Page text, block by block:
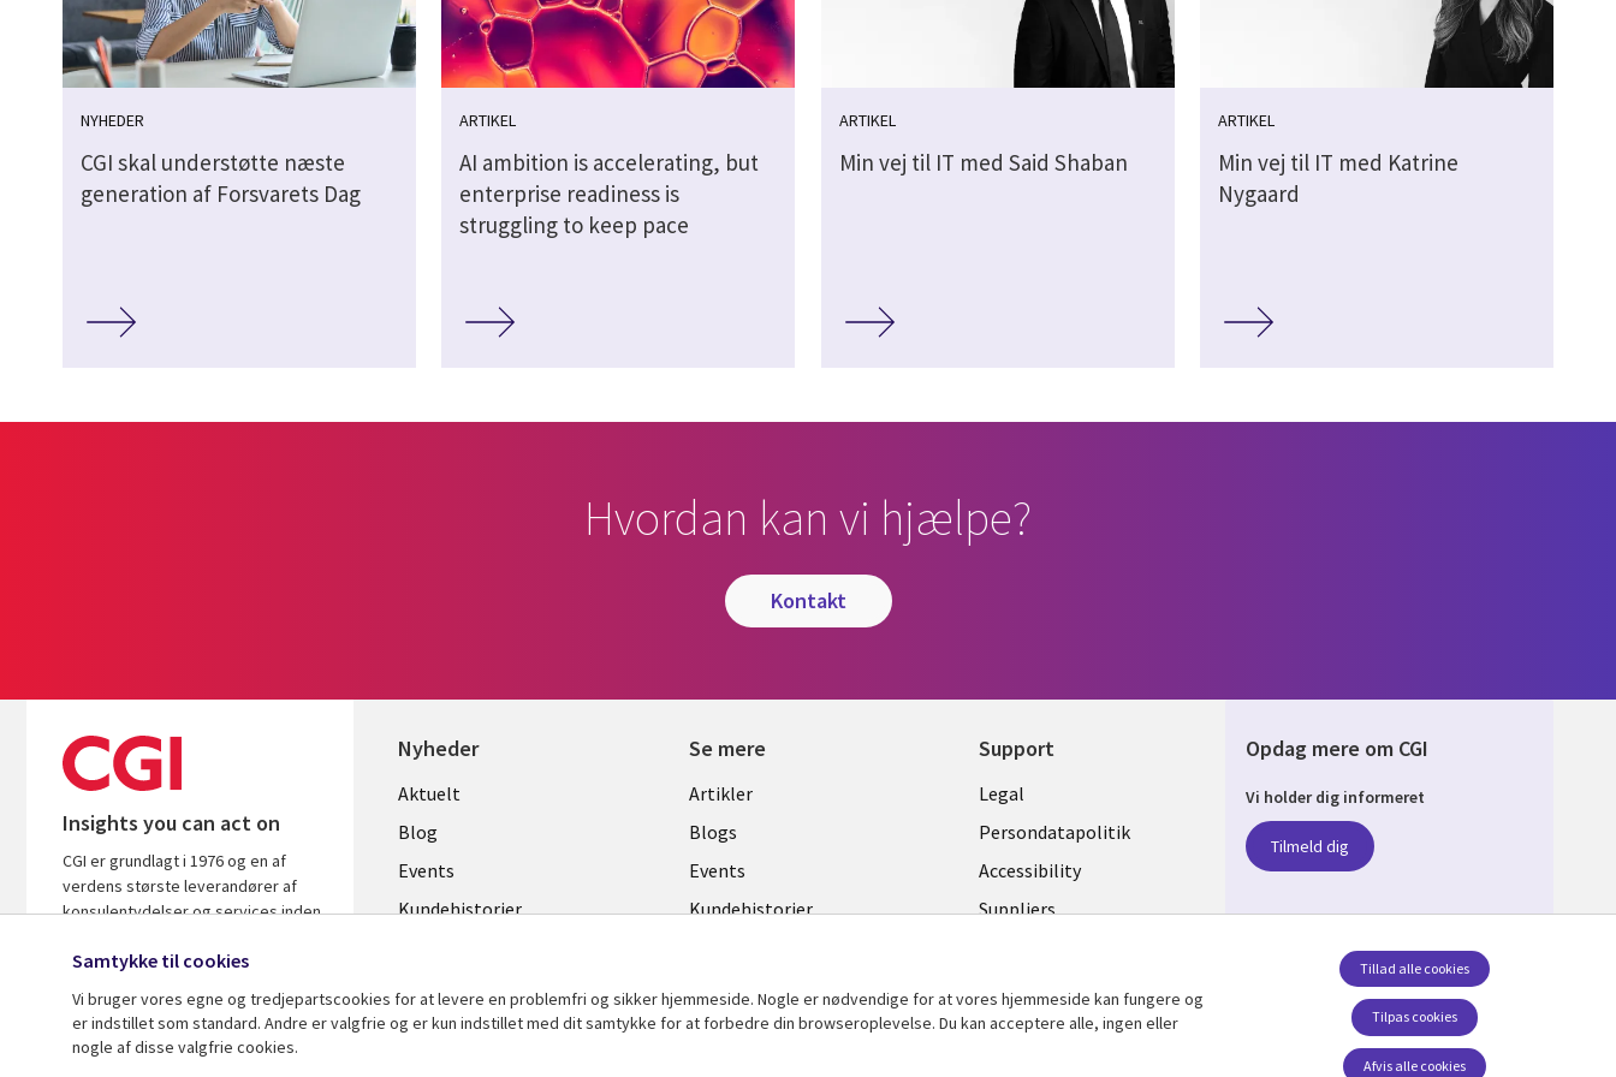
NYHEDER
CGI skal understøtte næste
generation af Forsvarets Dag
ARTIKEL
AI ambition is accelerating, but
enterprise readiness is
struggling to keep pace
ARTIKEL
Min vej til IT med Said Shaban
ARTIKEL
Min vej til IT med Katrine
Nygaard
Hvordan kan vi hjælpe?
kontakt
Insights you can act on
CGI er grundlagt i 1976 og en af
verdens største leverandører af
konsulentydelser og services inden
leverer indsigt og løsninger, der
Nyheder
Useful
links
DENMARK
Aktuelt
Blog
Events
Kundehistorier
Se mere
Library
Links
DENMARK
Artikler
Blogs
Events
Kundehistorier
Se flere
Support
Legal
DENMARK
Legal
Persondatapolitik
Accessibility
Suppliers
Opdag mere om CGI
Vi holder dig informeret
Tilmeld dig
Social Media DENMARK
Samtykke til cookies
Vi bruger vores egne og tredjepartscookies for at levere en problemfri og sikker hjemmeside. Nogle er nødvendige for at vores hjemmeside kan fungere og
er indstillet som standard. Andre er valgfrie og er kun indstillet med dit samtykke for at forbedre din browseroplevelse. Du kan acceptere alle, ingen eller
nogle af disse valgfrie cookies.
Tilpas cookies
Tillad alle cookies
Afvis alle cookies